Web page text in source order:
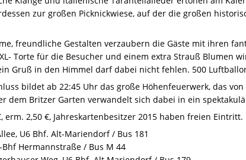
zur großen Picknick­wiese, auf der die großen
freundliche Gestalten verzaubern die Gäste mit ihren
- Torte für die Besucher und einem extra Strauß Blumen
Gruß in den Himmel darf dabei nicht fehlen. 500
bildet ab 22:45 Uhr das große Höhenfeuerwerk, das
dem Britzer Garten verwandelt sich dabei in ein
erm. 2,50 €, Jahreskartenbesitzer 2015 haben freien Eintritt.
U6 Bhf. Alt-Mariendorf / Bus 181
Bhf Hermannstraße / Bus M 44